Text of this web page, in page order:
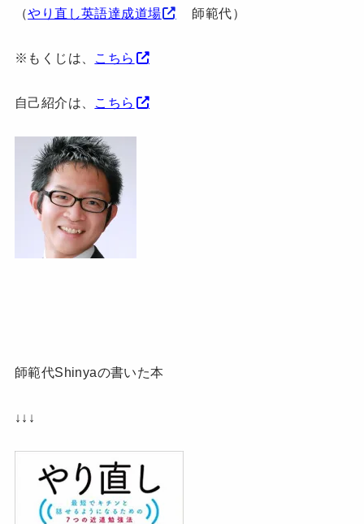
（やり直し英語達成道場 師範代）
※もくじは、 こちら
自己紹介は、 こちら
師範代Shinyaの書いた本
↓↓↓